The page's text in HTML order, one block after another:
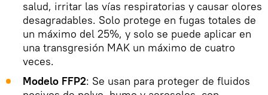
salud, irritar las vías respiratorias y causar olores
desagradables. Solo protege en fugas totales de
un máximo del 25%, y solo se puede aplicar en
una transgresión MAK un máximo de cuatro
veces.
Modelo FFP2: Se usan para proteger de fluidos